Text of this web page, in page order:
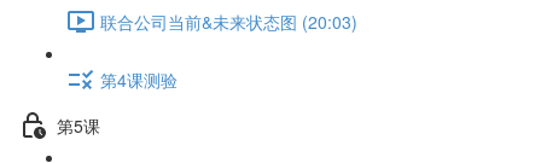
联合公司当前&未来状态图 (20:03)
第4课测验
第5课